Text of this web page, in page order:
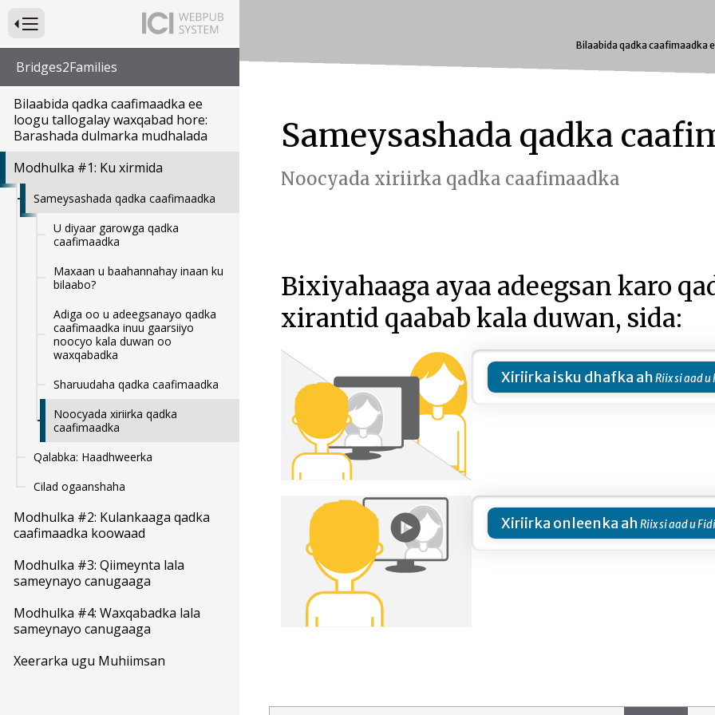
Riix si aad u Daartid Websaydka Kormeerida Koowaad
Bridges2Families
Bilaabida qadka caafimaadka ee
loogu tallogalay waxqabad hore:
Barashada dulmarka mudhalada
Modhulka #1: Ku xirmida
Sameysashada qadka caafimaadka
U diyaar garowga qadka
caafimaadka
Maxaan u baahannahay inaan ku
bilaabo?
Adiga oo u adeegsanayo qadka
caafimaadka inuu gaarsiiyo
noocyo kala duwan oo
waxqabadka
Sharuudaha qadka caafimaadka
Noocyada xiriirka qadka
caafimaadka
Qalabka: Haadhweerka
Cilad ogaanshaha
Modhulka #2: Kulankaaga qadka
caafimaadka koowaad
Modhulka #3: Qiimeynta lala
sameynayo canugaaga
Modhulka #4: Waxqabadka lala
sameynayo canugaaga
Xeerarka ugu Muhiimsan
Bilaabida qadka caafimaadka
Sameysashada qadka
Noocyada xiriirka qadka caafimaadka
Bixiyahaaga ayaa adeegsan karo
xirantid qaabab kala duwan, sida:
Xiriirka isku dhafka ah
Xiriirka onleenka ah